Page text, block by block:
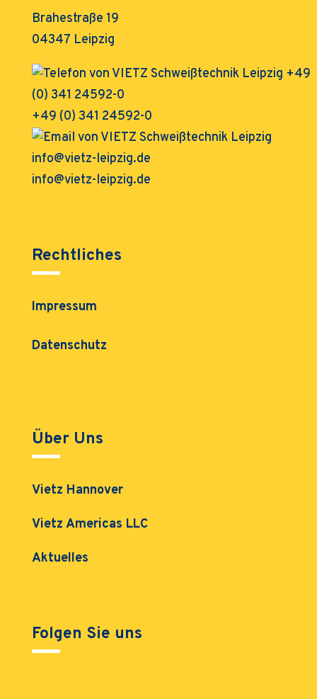
Brahestraße 19
04347 Leipzig
+49 (0) 341 24592-0
info@vietz-leipzig.de
Rechtliches
Impressum
Datenschutz
Über Uns
Vietz Hannover
Vietz Americas LLC
Aktuelles
Folgen Sie uns